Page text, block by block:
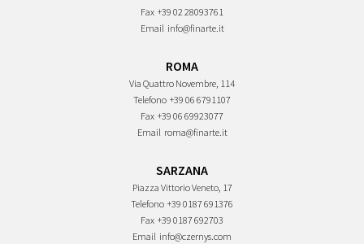
Fax +39 02 28093761
Email info@finarte.it
ROMA
Via Quattro Novembre, 114
Telefono +39 06 6791107
Fax +39 06 69923077
Email roma@finarte.it
SARZANA
Piazza Vittorio Veneto, 17
Telefono +39 0187 691376
Fax +39 0187 692703
Email info@czernys.com